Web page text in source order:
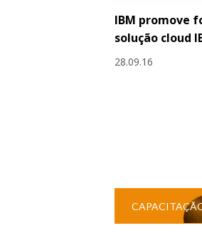
IBM promove
solução cloud
28.09.16